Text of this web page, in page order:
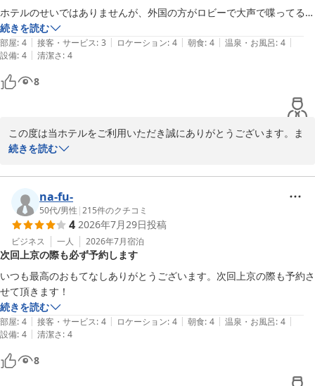
いります。
一方で、お部屋の設備やドライヤー、スタッフの対応にご満足いた
だけたとのお言葉を頂戴し、大変うれしく思います。今後とも皆様
が快適にお過ごしいただけるよう、スタッフ一同心掛けてまいりま
す。
お忙しい中、貴重なご意見をお寄せいただきありがとうございまし
た。
2026-05-07
ホテルのせいではありませんが、外国の方がロビーで大声で喋ってるの
はフロントの方から少し注意してもらっても良いかなと思いました
続きを読む
部屋: 4 | 接客・サービス: 3 | ロケーション: 4 | 朝食: 4 | 温泉・お風呂: 4 |
設備: 4 | 清潔さ: 4
8
この度は当ホテルをご利用いただき誠にありがとうございます。ま
た、数あるホテルの中から選んでお越しいただいたにも関わらず、
せん。特に外国のお客様がロビーで大きな声を出されていたとのご
指摘、せっかくお寛ぎいただけるはずの空間でご迷惑をおかけし、
心苦しい思いでございます。フロントスタッフが気配りを欠き、注
意や配慮が十分でなかったこと、深くお詫び申し上げます。
今後は館内のマナーについて適切にご案内し、皆様が快適にお過ご
しいただける環境づくりにより一層努めてまいります。
また、安定した品質についてのお言葉、大変嬉しく拝読いたしまし
た。これからも変わらぬ安心感を感じていただけるよう努力してま
いります。
お忙しい中、ご投稿いただきありがとうございました。
続きを読む
na-fu-
50代/男性 |215件のクチコミ
4 2026年7月29日投稿
ビジネス 一人 2026年7月宿泊
次回上京の際も必ず予約します
いつも最高のおもてなしありがとうございます。次回上京の際も予約さ
せて頂きます！
続きを読む
部屋: 4 | 接客・サービス: 4 | ロケーション: 4 | 朝食: 4 | 温泉・お風呂: 4 |
設備: 4 | 清潔さ: 4
8